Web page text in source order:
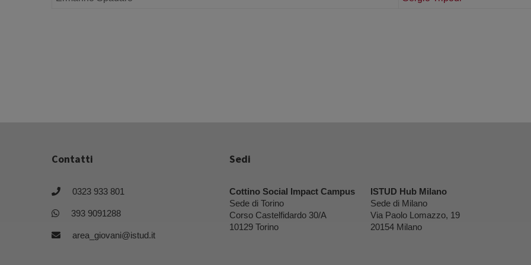
Contatti
0323 933 801
393 9091288
area_giovani@istud.it
Sedi
Cottino Social Impact Campus
Sede di Torino
Corso Castelfidardo 30/A
10129 Torino
ISTUD Hub Milano
Sede di Milano
Via Paolo Lomazzo, 19
20154 Milano